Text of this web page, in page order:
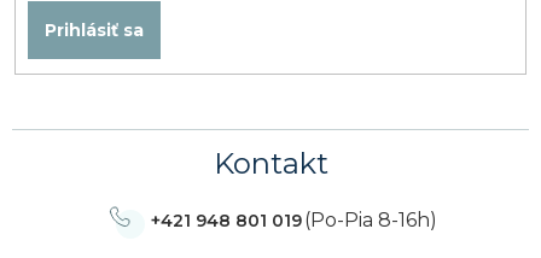
Prihlásiť sa
Kontakt
+421 948 801 019(Po-Pia 8-16h)